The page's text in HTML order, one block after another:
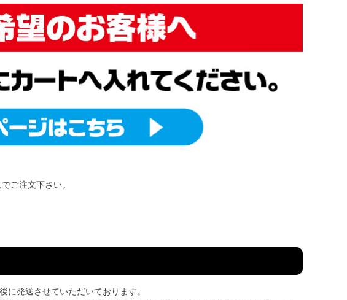
ご注文下さい。
に発送させていただいております。